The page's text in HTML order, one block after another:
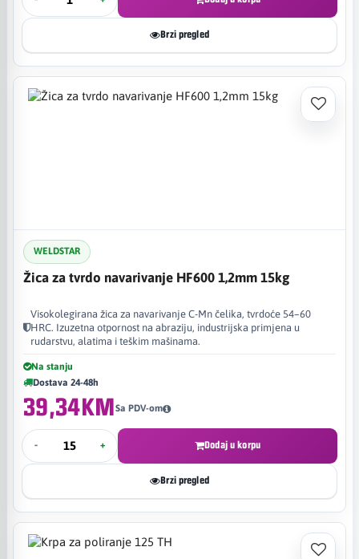
Brzi pregled
WELDSTAR
Žica za tvrdo navarivanje HF600 1,2mm 15kg
Visokolegirana žica za navarivanje C-Mn čelika, tvrdoće 54–60
HRC. Izuzetna otpornost na abraziju, industrijska primjena u
rudarstvu, alatima i teškim mašinama.
Na stanju
Dostava 24-48h
39,34KMSa PDV-om
- + Dodaj u korpu
Brzi pregled